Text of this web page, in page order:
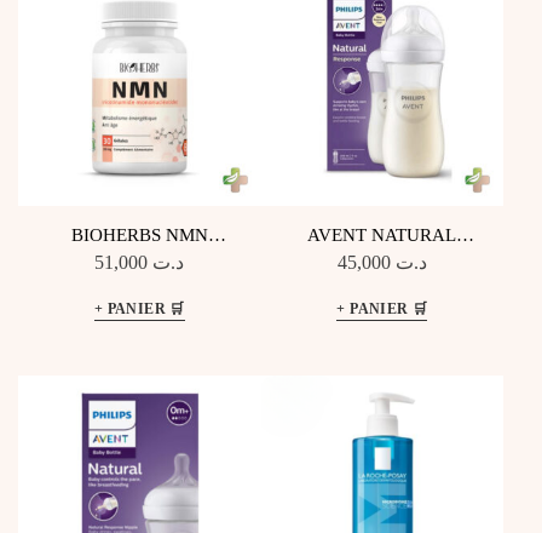
BIOHERBS NMN
NICOTINAMIDE
GELULES
د.ت
AVENT NATURAL
RESPONSE BIBERON ANTI
SCY906/01
د.ت 45,000